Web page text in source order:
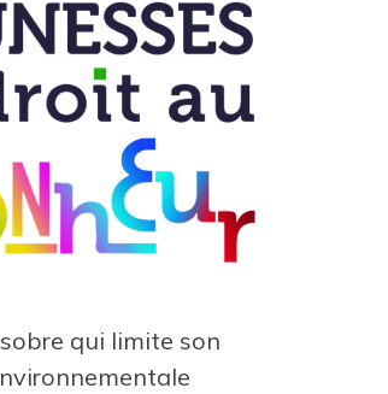
qui limite son